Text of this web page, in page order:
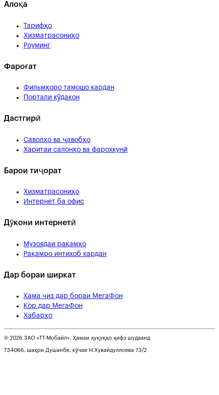
Алоқа
Тарифҳо
Хизматрасониҳо
Роуминг
Фароғат
Фильмҳоро тамошо кардан
Портали кӯдакон
Дастгирӣ
Саволҳо ва ҷавобҳо
Харитаи салонҳо ва фарохкунӣ
Барои тиҷорат
Хизматрасониҳо
Интернет ба офис
Дӯкони интернетӣ
Музоядаи рақамҳо
Рақамро интихоб кардан
Дар бораи ширкат
Ҳама чиз дар бораи МегаФон
Кор дар МегаФон
Хабарҳо
© 2026 ЗАО «ТТ-Мобайл». Ҳамаи ҳуқуқҳо ҳифз шудаанд
734066, шаҳри Душанбе, кӯчаи Н.Хувайдуллоева 73/2